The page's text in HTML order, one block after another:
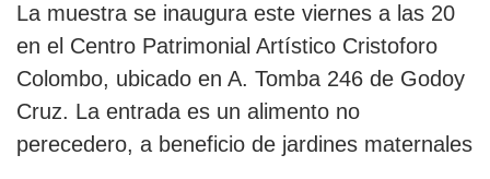
La muestra se inaugura este viernes a las 20
en el Centro Patrimonial Artístico Cristoforo
Colombo, ubicado en A. Tomba 246 de Godoy
Cruz. La entrada es un alimento no
perecedero, a beneficio de jardines maternales